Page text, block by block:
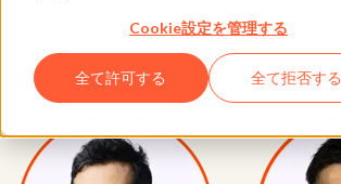
Cookie設定を管理する
全て許可する 全て拒否する
—私たちのチームがご案内します—